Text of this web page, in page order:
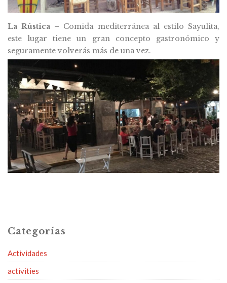
La Rústica – Comida mediterránea al estilo Sayulita,
este lugar tiene un gran concepto gastronómico y
seguramente volverás más de una vez.
Categorías
Actividades
activities